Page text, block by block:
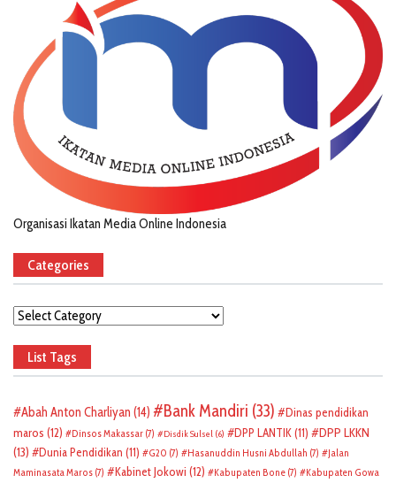
Organisasi Ikatan Media Online Indonesia
Categories
Categories
List Tags
Abah Anton Charliyan (14) Bank Mandiri (33)
Dinas pendidikan
maros (12) Dinsos Makassar (7) Disdik Sulsel (6) DPP LANTIK(11)
DPP LKKN
(13)
Dunia Pendidikan (11) G20 (7) Hasanuddin Husni Abdullah (7)
Jalan
Maminasata Maros (7) Kabinet Jokowi (12) Kabupaten Bone (7) Kabupaten Gowa